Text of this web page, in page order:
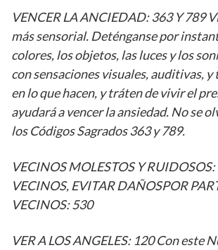
VENCER LA ANCIEDAD: 363 Y 789
más sensorial. Deténganse por
colores, los objetos, las luces y los
con sensaciones visuales, auditivas,
en lo que hacen, y tráten de vivir el
ayudará a vencer la ansiedad. No se
los Códigos Sagrados 363 y 789.
VECINOS MOLESTOS Y
VECINOS, EVITAR DAÑOSPOR
VECINOS: 530
VER A LOS ANGELES: 120 Con este